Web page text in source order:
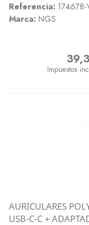
Referencia:
Marca: NGS
Precio
Impuestos
AURICULARES
USB-C-C +